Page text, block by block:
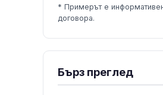
* Примерът е
договора.
Бърз преглед